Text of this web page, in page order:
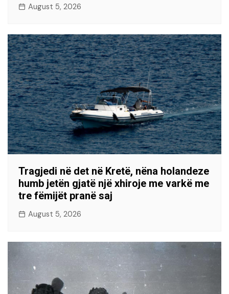
August 5, 2026
Tragjedi në det në Kretë, nëna holandeze
humb jetën gjatë një xhiroje me varkë me
tre fëmijët pranë saj
August 5, 2026